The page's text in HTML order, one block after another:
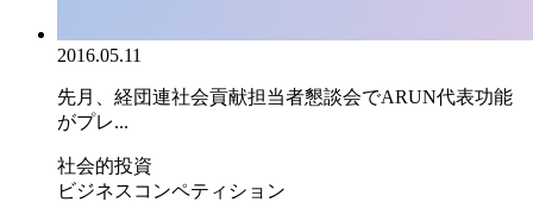
2016.05.11
先月、経団連社会貢献担当者懇談会でARUN代表功能
がプレ...
社会的投資
ビジネスコンペティション